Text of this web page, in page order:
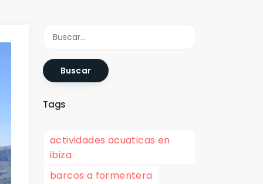
Buscar
Tags
actividades acuaticas en
ibiza
barcos a formentera